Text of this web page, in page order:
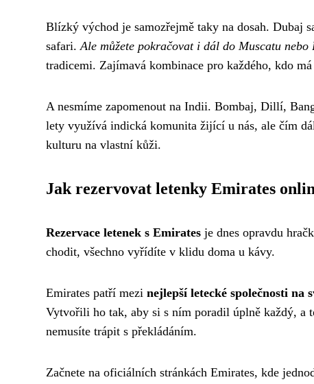
Blízký východ je samozřejmě taky na dosah. Dubaj
safari. Ale můžete pokračovat i dál do Muscatu nebo
tradicemi. Zajímavá kombinace pro každého, kdo
A nesmíme zapomenout na Indii. Bombaj, Dillí,
lety využívá indická komunita žijící u nás, ale čím
kulturu na vlastní kůži.
Jak rezervovat letenky Emirates
Rezervace letenek s Emirates je dnes opravdu
chodit, všechno vyřídíte v klidu doma u kávy.
Emirates patří mezi nejlepší letecké společnosti na
Vytvořili ho tak, aby si s ním poradil úplně každý, a
nemusíte trápit s překládáním.
Začnete na oficiálních stránkách Emirates, kde